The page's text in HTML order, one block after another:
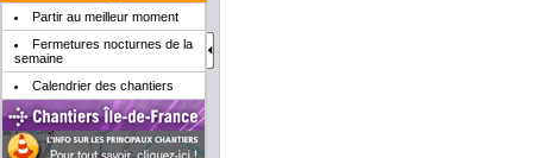
Partir au meilleur moment
Fermetures nocturnes de la
semaine
Calendrier des chantiers